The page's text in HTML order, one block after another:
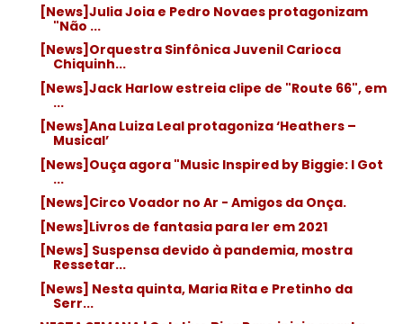
[News]Julia Joia e Pedro Novaes protagonizam
"Não ...
[News]Orquestra Sinfônica Juvenil Carioca
Chiquinh...
[News]Jack Harlow estreia clipe de "Route 66", em
...
[News]Ana Luiza Leal protagoniza ‘Heathers –
Musical’
[News]Ouça agora "Music Inspired by Biggie: I Got
...
[News]Circo Voador no Ar - Amigos da Onça.
[News]Livros de fantasia para ler em 2021
[News] Suspensa devido à pandemia, mostra
Ressetar...
[News] Nesta quinta, Maria Rita e Pretinho da
Serr...